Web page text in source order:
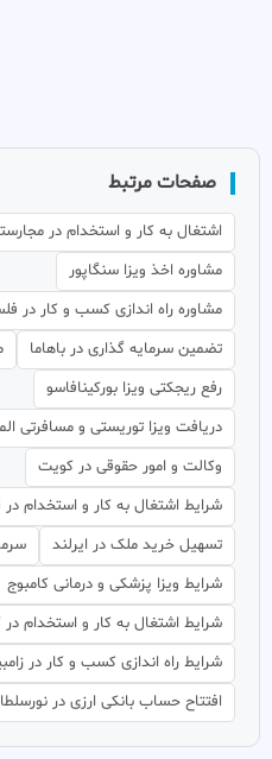
صفحات مرتبط
اشتغال به کار و استخدام در
مشاوره اخذ ویزا سنگاپور
مشاوره راه اندازی کسب و کار در
تضمین سرمایه گذاری در باهاما
رفع ریجکتی ویزا بورکینافاسو
دریافت ویزا توریستی و مسافرتی
وکالت و امور حقوقی در کویت
شرایط اشتغال به کار و استخدام در
تسهیل خرید ملک در ایرلند
شرایط ویزا پزشکی و درمانی کامبوج
شرایط اشتغال به کار و استخدام در
شرایط راه اندازی کسب و کار در
افتتاح حساب بانکی ارزی در